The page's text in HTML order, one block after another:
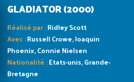
GLADIATOR (2000)
Réalisé par :Ridley Scott
Avec :Russell Crowe, Joaquin
Phoenix, Connie Nielsen
Nationalité :Etats-unis, Grande-
Bretagne